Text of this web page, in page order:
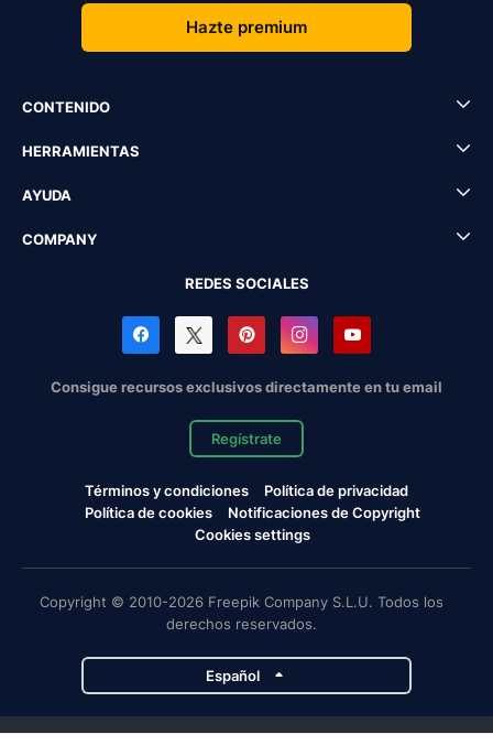
Hazte premium
CONTENIDO
HERRAMIENTAS
AYUDA
COMPANY
REDES SOCIALES
Consigue recursos exclusivos directamente en tu email
Regístrate
Términos y condiciones
Política de privacidad
Política de cookies
Notificaciones de Copyright
Cookies settings
Copyright © 2010-2026 Freepik Company S.L.U. Todos los
derechos reservados.
Español